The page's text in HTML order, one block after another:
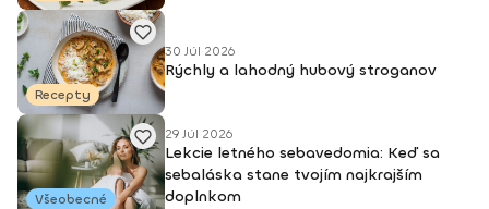
Recepty
30 Júl 2026
Rýchly a lahodný hubový stroganov
Všeobecné
29 Júl 2026
Lekcie letného sebavedomia: Keď sa
sebaláska stane tvojím najkrajším
doplnkom